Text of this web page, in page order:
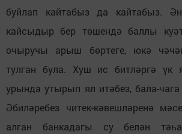
буйлап кайтабыз да кайтабыз.
кайсыдыр бер төшендә баллы
очыручы арыш бөртеге, юкә
тулган була. Хуш ис битләргә үк
урында утырып ял итәбез, бала-
Әбиләребез читек-кәвешләренә
алган банкадагы су белән